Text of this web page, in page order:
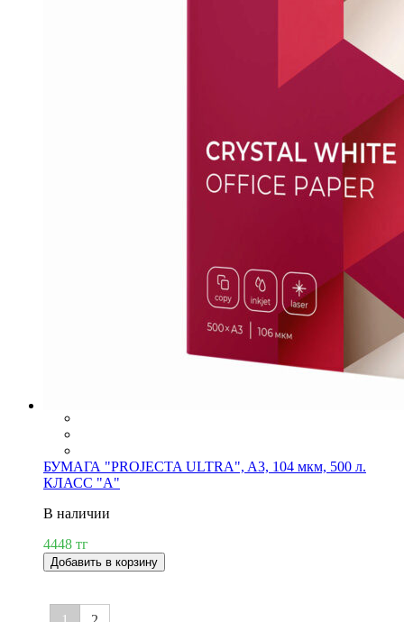
БУМАГА "PROJECTA ULTRA", A3, 104 мкм, 500 л.
КЛАСС "А"
В наличии
4448 тг
Добавить в корзину